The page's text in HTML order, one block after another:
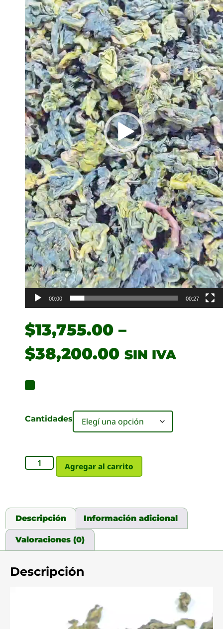
00:00 00:27
$13,755.00 –
$38,200.00 SIN IVA
Cantidades
Agregar al carrito
Descripción Información adicional
Valoraciones (0)
Descripción